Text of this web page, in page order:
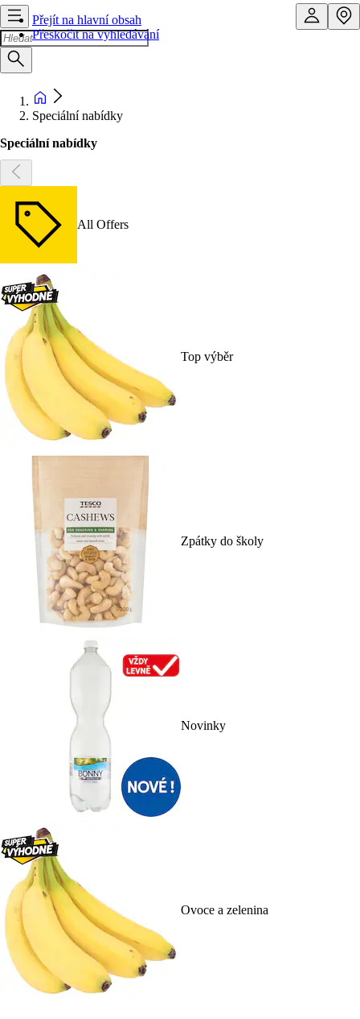
Přejít na hlavní obsah
Přeskočit na vyhledávání
Speciální nabídky
Speciální nabídky
All Offers
Top výběr
Zpátky do školy
Novinky
Ovoce a zelenina